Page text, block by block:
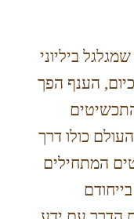
ביליוני
הענף הפך
התכשיטים
כולו דרך
המתחילים